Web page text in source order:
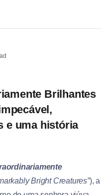
Brilhantes
e uma história
Bright Creatures”), a